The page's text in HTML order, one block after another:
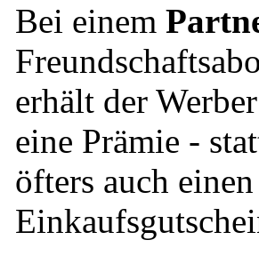
Bei einem
erhält der
eine Prämie -
öfters auch